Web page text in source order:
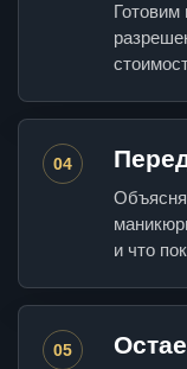
Готовим
04
и что
05